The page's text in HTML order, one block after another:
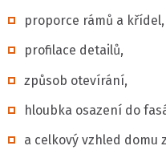
proporce rámů a křídel,
profilace detailů,
způsob otevírání,
hloubka osazení do
a celkový vzhled domu